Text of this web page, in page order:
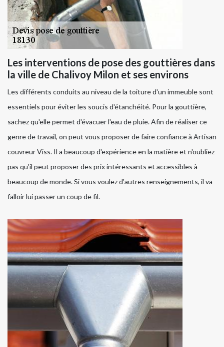
Les interventions de pose des gouttières dans
la ville de Chalivoy Milon et ses environs
Les différents conduits au niveau de la toiture d'un immeuble sont
essentiels pour éviter les soucis d'étanchéité. Pour la gouttière,
sachez qu'elle permet d'évacuer l'eau de pluie. Afin de réaliser ce
genre de travail, on peut vous proposer de faire confiance à Artisan
couvreur Viss. Il a beaucoup d'expérience en la matière et n'oubliez
pas qu'il peut proposer des prix intéressants et accessibles à
beaucoup de monde. Si vous voulez d'autres renseignements, il va
falloir lui passer un coup de fil.